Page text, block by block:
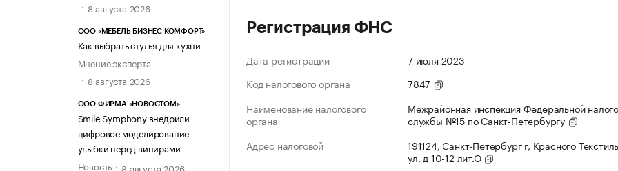
8 августа 2026
ООО «МЕБЕЛЬ БИЗНЕС КОМФОРТ»
Как выбрать стулья для кухни
Мнение эксперта
8 августа 2026
ООО ФИРМА «НОВОСТОМ»
Smile Symphony внедрили
цифровое моделирование
улыбки перед винирами
Новость
8 августа 2026
Регистрация ФНС
Дата регистрации
7 июля 2023
Код налогового органа
7847
Наименование налогового
органа
Межрайонная инспекция Федеральной
службы №15 по Санкт-Петербургу
Адрес налоговой
191124, Санкт-Петербург г, Красного
ул, д 10-12 лит.О